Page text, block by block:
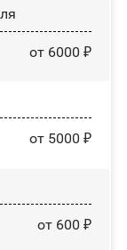
от 6000 ₽
от 5000 ₽
от 600 ₽